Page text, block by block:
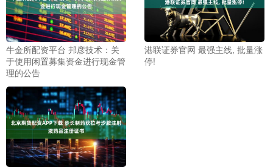
牛金所配资平台 邦彦技术：关
于使用闲置募集资金进行现金管
理的公告
港联证券官网 最强主线, 批量涨
停!